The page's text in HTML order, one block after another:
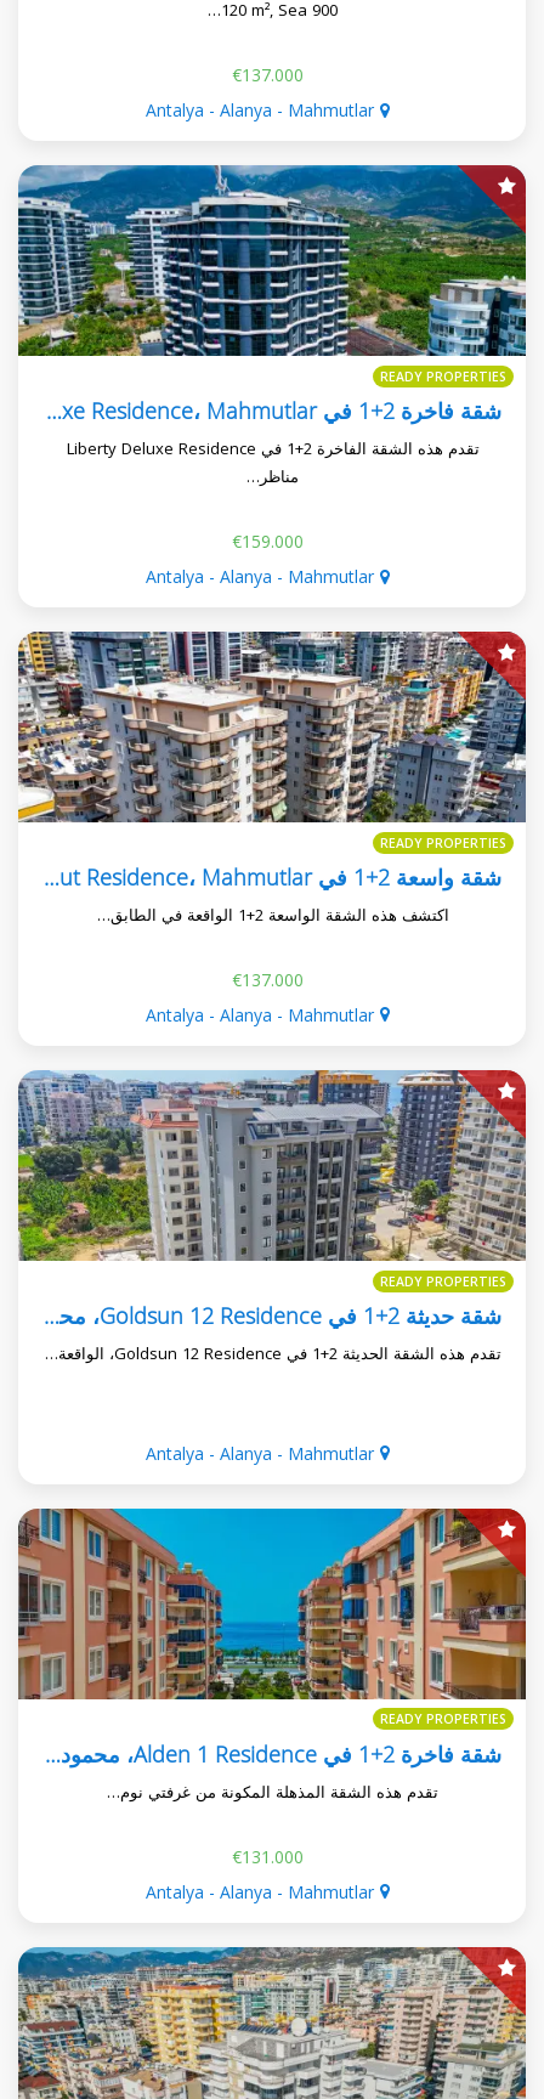
120 m², Sea 900…
€137.000
Antalya - Alanya - Mahmutlar
READY PROPERTIES
شقة فاخرة 2+1 في Liberty Deluxe Residence، Mahmutlar
تقدم هذه الشقة الفاخرة 2+1 في Liberty Deluxe Residence
مناظر…
€159.000
Antalya - Alanya - Mahmutlar
READY PROPERTIES
شقة واسعة 2+1 في Korkut Residence، Mahmutlar
اكتشف هذه الشقة الواسعة 2+1 الواقعة في الطابق…
€137.000
Antalya - Alanya - Mahmutlar
READY PROPERTIES
شقة حديثة 2+1 في Goldsun 12 Residence، محموتلار
تقدم هذه الشقة الحديثة 2+1 في Goldsun 12 Residence، الواقعة…
Antalya - Alanya - Mahmutlar
READY PROPERTIES
شقة فاخرة 2+1 في Alden 1 Residence، محمودلار
تقدم هذه الشقة المذهلة المكونة من غرفتي نوم…
€131.000
Antalya - Alanya - Mahmutlar